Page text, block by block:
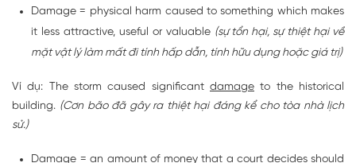
Damage = physical harm caused to something which makes
it less attractive, useful or valuable (sự tổn hại, sự thiệt hại về
mặt vật lý làm mất đi tính hấp dẫn, tính hữu dụng hoặc giá trị)
Ví dụ: The storm caused significant damage to the historical
building. (Cơn bão đã gây ra thiệt hại đáng kể cho tòa nhà lịch
sử.)
Damage = an amount of money that a court decides should